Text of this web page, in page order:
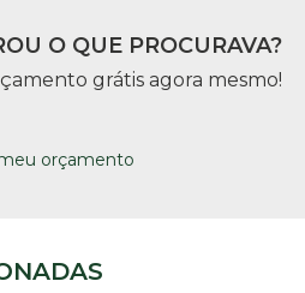
O QUE PROCURAVA?
grátis agora mesmo!
orçamento